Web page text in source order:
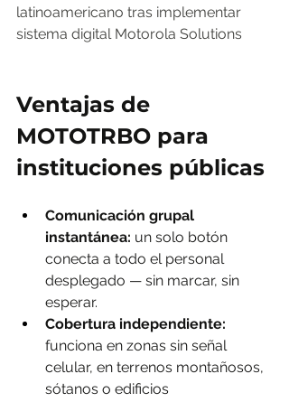
latinoamericano tras implementar
sistema digital Motorola Solutions
Ventajas de
MOTOTRBO para
instituciones públicas
Comunicación grupal
instantánea: un solo botón
conecta a todo el personal
desplegado — sin marcar, sin
esperar.
Cobertura independiente:
funciona en zonas sin señal
celular, en terrenos montañosos,
sótanos o edificios